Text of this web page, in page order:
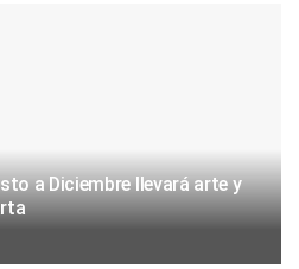
a Diciembre llevará arte y